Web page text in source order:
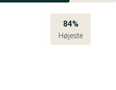
84%
Højeste